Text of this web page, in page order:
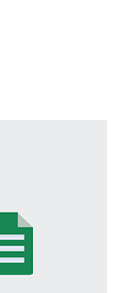
件和技术支持而